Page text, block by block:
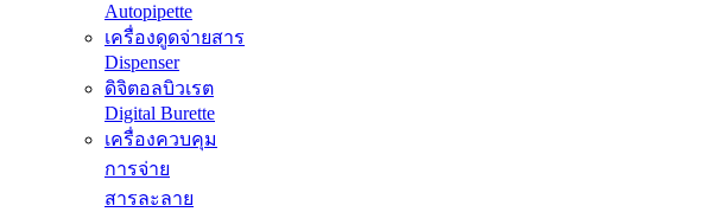
Autopipette
เครื่องดูดจ่ายสาร
Dispenser
ดิจิตอลบิวเรต
Digital Burette
เครื่องควบคุม
การจ่าย
สารละลาย